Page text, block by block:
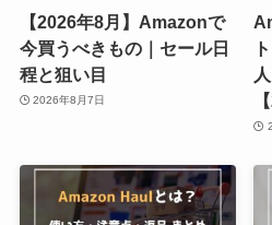
【2026年8月】Amazonで
今買うべきもの｜セール日
程と狙い目
2026年8月7日